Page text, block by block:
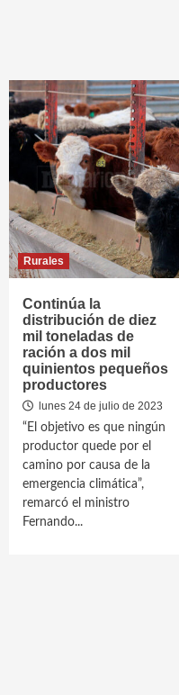
Rurales
Continúa la
distribución de diez
mil toneladas de
ración a dos mil
quinientos pequeños
productores
lunes 24 de julio de 2023
“El objetivo es que ningún
productor quede por el
camino por causa de la
emergencia climática”,
remarcó el ministro
Fernando...